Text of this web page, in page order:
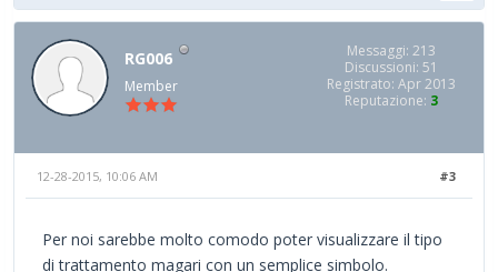
RG006
Member
Messaggi: 213
Discussioni: 51
Registrato: Apr 2013
Reputazione: 3
#3
12-28-2015, 10:06 AM
Per noi sarebbe molto comodo poter visualizzare il tipo
di trattamento magari con un semplice simbolo.